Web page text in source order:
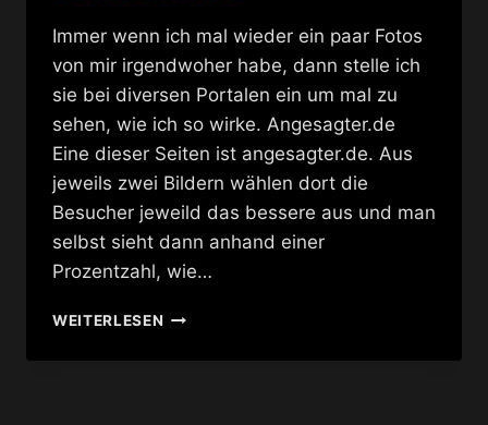
Immer wenn ich mal wieder ein paar Fotos
von mir irgendwoher habe, dann stelle ich
sie bei diversen Portalen ein um mal zu
sehen, wie ich so wirke. Angesagter.de
Eine dieser Seiten ist angesagter.de. Aus
jeweils zwei Bildern wählen dort die
Besucher jeweild das bessere aus und man
selbst sieht dann anhand einer
Prozentzahl, wie…
WEITERLESENBEWEISFOTOS